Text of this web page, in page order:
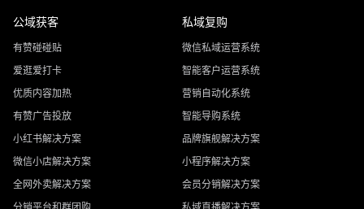
公域获客
有赞碰碰贴
爱逛爱打卡
优质内容加热
有赞广告投放
小红书解决方案
微信小店解决方案
全网外卖解决方案
私域复购
微信私域运营系统
智能客户运营系统
营销自动化系统
智能导购系统
品牌旗舰解决方案
小程序解决方案
会员分销解决方案